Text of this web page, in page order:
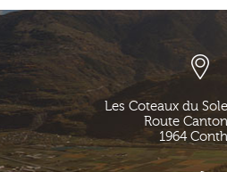
Les Coteaux du
Route
1964